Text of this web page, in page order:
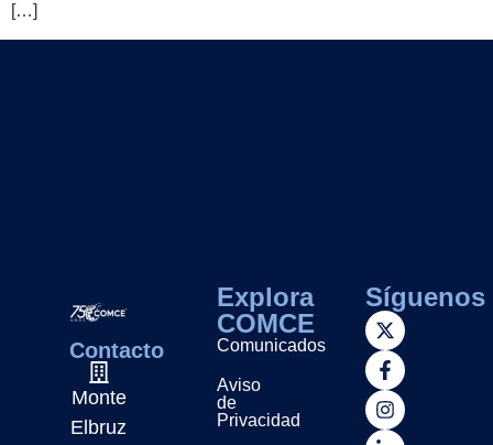
[…]
Contacto
Monte
Elbruz
Explora
COMCE
Comunicados
Aviso
de
Privacidad
Síguenos